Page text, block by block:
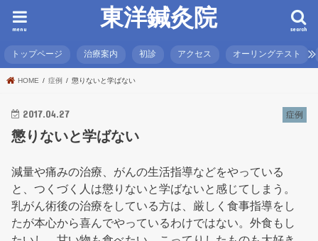
東洋鍼灸院 search
menu
トップページ 治療案内 初診 アクセス オーリングテスト
HOME 症例 懲りないと学ばない
症例
2017.04.27
懲りないと学ばない
減量や痛みの治療、がんの生活指導などをやっている
と、つくづく人は懲りないと学ばないと感じてしまう。
乳がん術後の治療をしている方は、厳しく食事指導をし
たが本心から喜んでやっているわけではない。外食もし